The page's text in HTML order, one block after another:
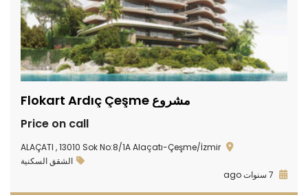
مشروع Flokart Ardıç Çeşme
Price on call
ALAÇATI , 13010 Sok No:8/1A Alaçatı-Çeşme/İzmir
الشقق السكنية